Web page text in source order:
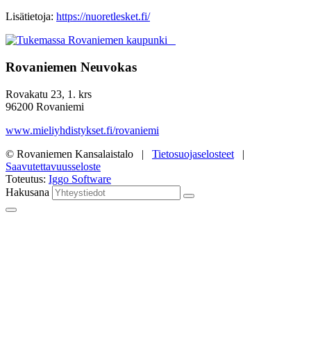
Lisätietoja: https://nuoretlesket.fi/
Rovaniemen Neuvokas
Rovakatu 23, 1. krs
96200 Rovaniemi
www.mieliyhdistykset.fi/rovaniemi
© Rovaniemen Kansalaistalo | Tietosuojaselosteet |
Saavutettavuusseloste
Toteutus: Iggo Software
Hakusana